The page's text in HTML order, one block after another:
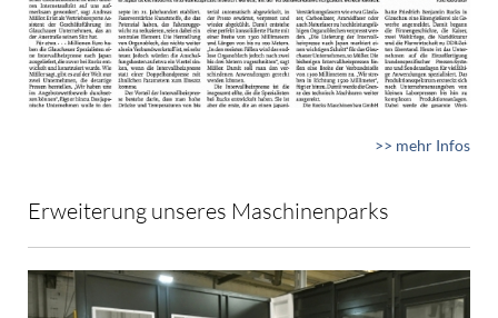
>> mehr Infos
Erweiterung unseres Maschinenparks